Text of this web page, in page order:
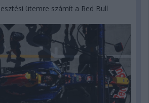
ütemre számít a Red Bull